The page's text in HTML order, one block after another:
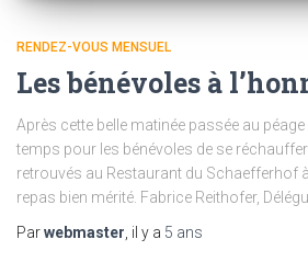
RENDEZ-VOUS MENSUEL
Les bénévoles à
Après cette belle matinée passée au péage
temps pour les bénévoles de se
retrouvés au Restaurant du Schaefferhof
repas bien mérité. Fabrice Reithofer,
Parwebmaster, il y a 5 ans